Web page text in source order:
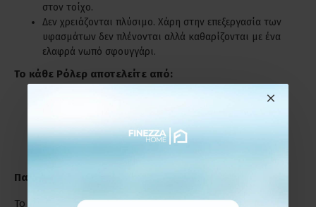
στον τοίχο.
Δεν χρειάζονται πλύσιμο. Χάρη στην επεξεργασία των
υφασμάτων δεν πλένονται αλλά καθαρίζονται με ένα
ελαφρά νωπό σφουγγάρι.
Το κάθε Ρόλερ αποτελείτε από:
Βίδες και ούπα για την τοποθέτηση.
Παράδειγμα Μέτρησης
Το Ρόλερ μπορεί να τοποθετηθεί :